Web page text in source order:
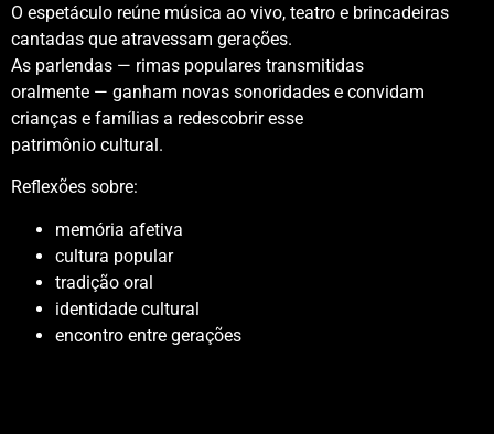
O espetáculo reúne música ao vivo, teatro e brincadeiras
cantadas que atravessam gerações.
As parlendas — rimas populares transmitidas
oralmente — ganham novas sonoridades e convidam
crianças e famílias a redescobrir esse
patrimônio cultural.
Reflexões sobre:
memória afetiva
cultura popular
tradição oral
identidade cultural
encontro entre gerações